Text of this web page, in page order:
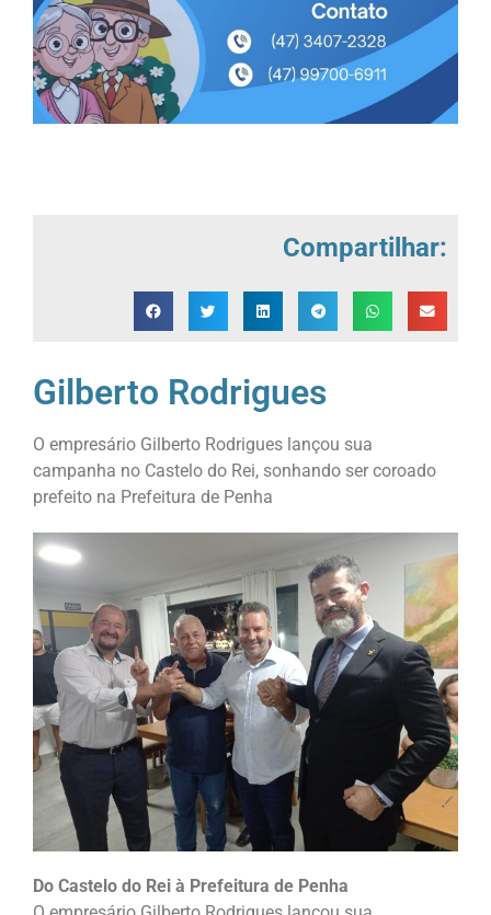
Compartilhar:
Gilberto Rodrigues
O empresário Gilberto Rodrigues lançou sua
campanha no Castelo do Rei, sonhando ser coroado
prefeito na Prefeitura de Penha
Do Castelo do Rei à Prefeitura de Penha